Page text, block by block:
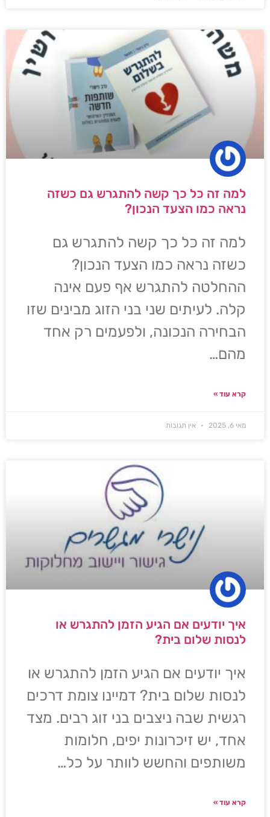
למה זה כל כך קשה להתגרש גם כשזה
נראה כמו הצעד הנכון?
למה זה כל כך קשה להתגרש גם
כשזה נראה כמו הצעד הנכון?
ההחלטה להתגרש אף פעם אינה
קלה. לעיתים שני בני הזוג מבינים שזו
הבחירה הנכונה, ולפעמים רק אחד
מהם…
קרא עוד »
מאי 6, 2025 אין תגובות
איך יודעים אם הגיע הזמן להתגרש או
לנסות שלום בית?
איך יודעים אם הגיע הזמן להתגרש או
לנסות שלום בית? דמיינו צומת דרכים
רגשית שבה ניצבים בני זוג רבים. מצד
אחד, יש זיכרונות יפים, חלומות
משותפים והחשש לוותר על כל…
קרא עוד »